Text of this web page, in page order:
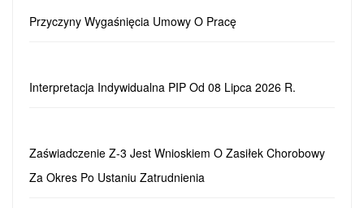
Przyczyny Wygaśnięcia Umowy O Pracę
Interpretacja Indywidualna PIP Od 08 Lipca 2026 R.
Zaświadczenie Z-3 Jest Wnioskiem O Zasiłek Chorobowy
Za Okres Po Ustaniu Zatrudnienia